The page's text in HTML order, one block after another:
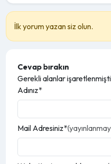
İlk yorum yazan siz olun.
Cevap bırakın
Gerekli alanlar
Adınız*
Mail Adresiniz*